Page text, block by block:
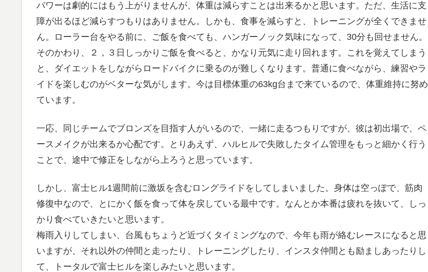
パワーは劇的にはもう上がりませんが、体重は減らすことは出来るかと思います。ただ、生活に支
障が出るほど減らすつもりはありません。しかも、食事を減らすと、トレーニングが全くできませ
ん。ローラー台をやる前に、ご飯を食べても、ハンガーノック気味になって、30分も回せません。
そのかわり、２，３日しっかりご飯を食べると、かなり元気に走り回れます。これを覚えてしまう
と、ダイエットをしながらロードバイクに乗るのが難しくなります。普通に食べながら、練習やラ
イドを楽しむのがベターな気がします。今は目標体重の63kg台まで来ているので、体重維持に努め
ています。
一応、同じチームでブロンズを目指す人がいるので、一緒に走るつもりですが、彼は初出場で、ペ
ースメイクが出来るか心配です。とりあえず、ハルヒルで失敗したタイム管理をもっと細かく行う
ことで、途中で修正をしながら上ろうと思っています。
しかし、富士ヒル1週間前に激坂を含むロングライドをしてしまいました。身体は空っぽで、筋肉
修復中なので、とにかく飯を食って体を戻している最中です。なんとか本番は疲れを抜いて、しっ
かり食べていきたいと思います。
梅雨入りしてしまい、台風もちょうど近づくタイミングなので、今年も雨が絡むレースになると思
いますが、それ以外の仲間と走ったり、トレーニングしたり、インスタ仲間とも励ましあったりし
て、トータルで富士ヒルを楽しみたいと思います。